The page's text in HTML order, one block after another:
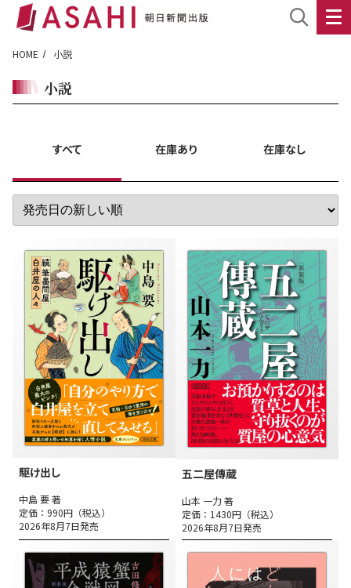
HOME 小説
小説
すべて 在庫あり 在庫なし
駆け出し
中島 要 著
定価：990円（税込）
2026年8月7日発売
五二屋傳蔵
山本 一力 著
定価：1430円（税込）
2026年8月7日発売